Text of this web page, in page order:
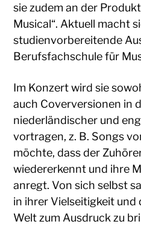
sie zudem an der
Musical“. Aktuell macht
studienvorbereitende
Berufsfachschule für
Im Konzert wird sie
auch Coverversionen in
niederländischer und
vortragen, z. B. Songs
möchte, dass der
wiedererkennt und ihre
anregt. Von sich selbst
in ihrer Vielseitigkeit und
Welt zum Ausdruck zu